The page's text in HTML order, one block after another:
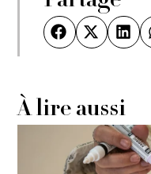
À lire aussi